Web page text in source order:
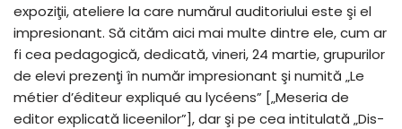
expoziţii, ateliere la care numărul auditoriului este şi el
impresionant. Să cităm aici mai multe dintre ele, cum ar
fi cea pedagogică, dedicată, vineri, 24 martie, grupurilor
de elevi prezenţi în număr impresionant şi numită „Le
métier dʼéditeur expliqué au lycéens” [„Meseria de
editor explicată liceenilor”], dar şi pe cea intitulată „Dis-